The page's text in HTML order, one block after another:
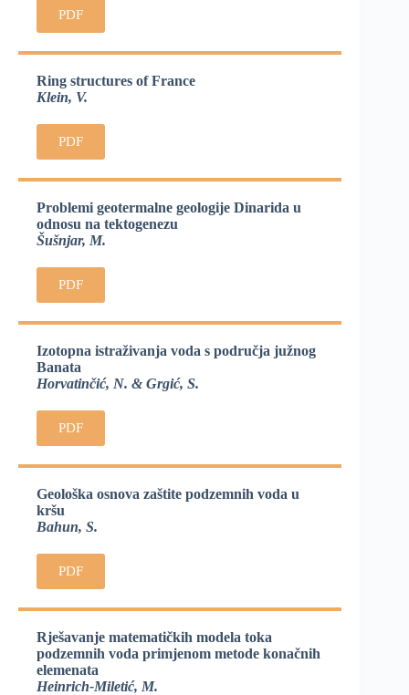
PDF
Ring structures of France
Klein, V.
PDF
Problemi geotermalne geologije Dinarida u
odnosu na tektogenezu
Šušnjar, M.
PDF
Izotopna istraživanja voda s područja južnog
Banata
Horvatinčić, N. & Grgić, S.
PDF
Geološka osnova zaštite podzemnih voda u
kršu
Bahun, S.
PDF
Rješavanje matematičkih modela toka
podzemnih voda primjenom metode konačnih
elemenata
Heinrich-Miletić, M.